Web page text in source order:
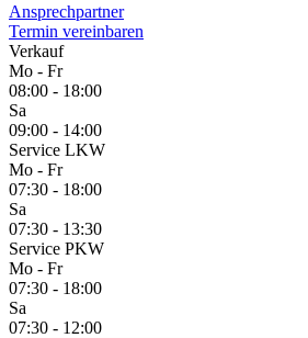
Ansprechpartner
Termin vereinbaren
Verkauf
Mo - Fr
08:00 - 18:00
Sa
09:00 - 14:00
Service LKW
Mo - Fr
07:30 - 18:00
Sa
07:30 - 13:30
Service PKW
Mo - Fr
07:30 - 18:00
Sa
07:30 - 12:00